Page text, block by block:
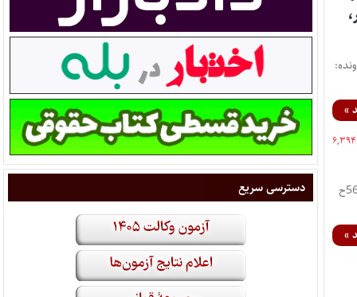
7/1405/229 شماره پرونده:
»
۶,۳۹۴
نظریه مشورتی اداره کل حقوقی قوه قضاییه جزئیات نظریه شماره نظریه: ۷/۱۴۰۵/۵۶ شماره پرونده: ۱۴۰۵-۹/۲-56ح
»
دسترسی سریع